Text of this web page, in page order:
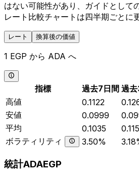
はない可能性があり、ガイドとして
レート比較チャートは四半期ごとに
レート 換算後の価値
1 EGP から ADA へ
指標 過去7日間 過
高値
0.1122
安値
0.0999
平均
0.1035
ボラティリティ
3.50%
統計ADAEGP